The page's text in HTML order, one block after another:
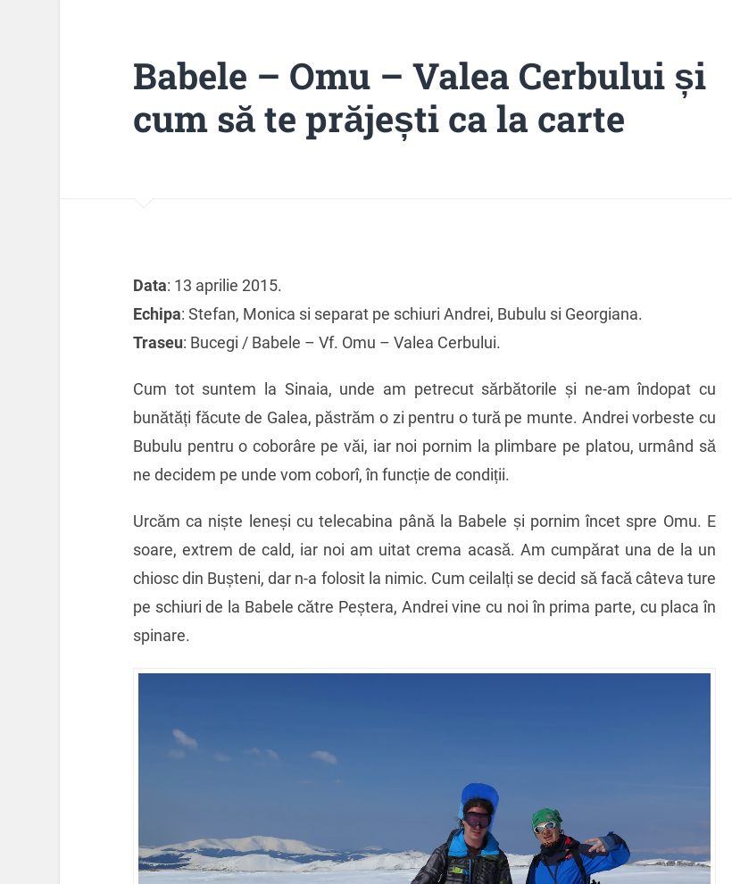
Babele – Omu – Valea Cerbului și
cum să te prăjești ca la carte
Data: 13 aprilie 2015.
Echipa: Stefan, Monica si separat pe schiuri Andrei, Bubulu si Georgiana.
Traseu: Bucegi / Babele – Vf. Omu – Valea Cerbului.
Cum tot suntem la Sinaia, unde am petrecut sărbătorile și ne-am îndopat cu
bunătăți făcute de Galea, păstrăm o zi pentru o tură pe munte. Andrei vorbeste cu
Bubulu pentru o coborâre pe văi, iar noi pornim la plimbare pe platou, urmând să
ne decidem pe unde vom coborî, în funcție de condiții.
Urcăm ca niște leneși cu telecabina până la Babele și pornim încet spre Omu. E
soare, extrem de cald, iar noi am uitat crema acasă. Am cumpărat una de la un
chiosc din Bușteni, dar n-a folosit la nimic. Cum ceilalți se decid să facă câteva ture
pe schiuri de la Babele către Peștera, Andrei vine cu noi în prima parte, cu placa în
spinare.